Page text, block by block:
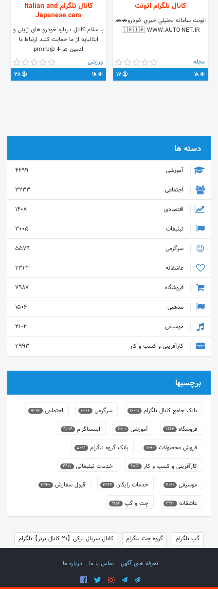
کانال تلگرام اتونت
اتونت سامانه تحليلي خبري خودرو🚗🚗
🇮🇷🇮🇷 WWW.AUTO-NET.IR
مجله
1k
کانال تلگرام Italian and
Japanese cars
با سلام کانال درباره خودرو های ژاپنی و
ایتالیایه از ما حمایت کنید ارتباط با
ادمین ها ⬇️ @pm1rb
@Shahryar_274
ورزشی
1k
دسته ها
آموزشی
4699
اجتماعی
3233
اقتصادی
1408
تبلیغات
3005
سرگرمی
5579
عاشقانه
2323
فروشگاه
7987
مذهبی
1506
موسیقی
2102
کارآفرینی و کسب و کار
2993
برچسبها
بانک جامع کانال تلگرام 16041 سرگرمی 10164 اجتماعی 9494
فروشگاه 8662 آموزشی 6919 اینستاگرام 6794
فروش محصولات 6690 بانک گروه تلگرام 5068
کارآفرینی و کسب و کار 4866 خدمات تبلیغاتی 4417
موسیقی 4060 خدمات رایگان 3363 قبول سفارش 3339
عاشقانه 3312 چت و گپ 3154
گپ تلگرام گروه چت تلگرام کانال سریال ترکی【21 کانال برتر】تلگرام
تعرفه های آگهی تماس با ما درباره ما